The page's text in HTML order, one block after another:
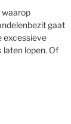
waarop
gaat
excessieve
laten lopen. Of